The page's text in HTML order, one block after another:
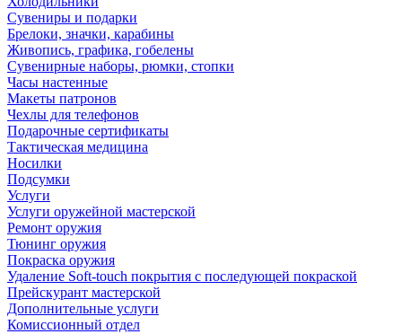
Сувениры и подарки
Брелоки, значки, карабины
Живопись, графика, гобелены
Сувенирные наборы, рюмки, стопки
Часы настенные
Макеты патронов
Чехлы для телефонов
Подарочные сертификаты
Тактическая медицина
Носилки
Подсумки
Услуги
Услуги оружейной мастерской
Ремонт оружия
Тюнинг оружия
Покраска оружия
Удаление Soft-touch покрытия с последующей покраской
Прейскурант мастерской
Дополнительные услуги
Комиссионный отдел